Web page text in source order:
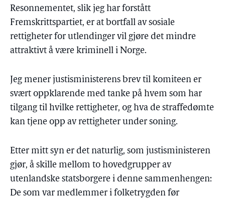
Resonnementet, slik jeg har forstått
Fremskrittspartiet, er at bortfall av sosiale
rettigheter for utlendinger vil gjøre det mindre
attraktivt å være kriminell i Norge.
Jeg mener justisministerens brev til komiteen er
svært oppklarende med tanke på hvem som har
tilgang til hvilke rettigheter, og hva de straffedømte
kan tjene opp av rettigheter under soning.
Etter mitt syn er det naturlig, som justisministeren
gjør, å skille mellom to hovedgrupper av
utenlandske statsborgere i denne sammenhengen:
De som var medlemmer i folketrygden før